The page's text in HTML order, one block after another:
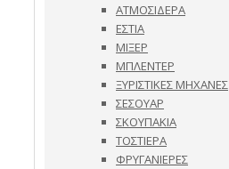
ΑΤΜΟΣΙΔΕΡΑ
ΕΣΤΙΑ
ΜΙΞΕΡ
ΜΠΛΕΝΤΕΡ
ΞΥΡΙΣΤΙΚΕΣ ΜΗΧΑΝΕΣ
ΣΕΣΟΥΑΡ
ΣΚΟΥΠΑΚΙΑ
ΤΟΣΤΙΕΡΑ
ΦΡΥΓΑΝΙΕΡΕΣ